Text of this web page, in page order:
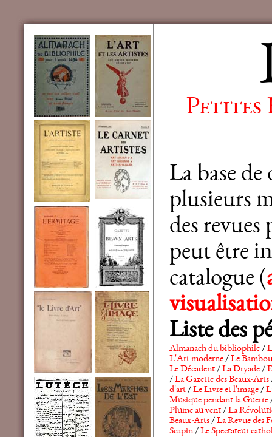
Petites
La base
plusieurs
des revues
peut être
catalogue (
Liste des
Almanach du bibliophile/
L'Art moderne/Le Bambou
Le Décadent/La Dryade/
/La Gazette des Beaux-Arts
d'art/Le Livre et l'image/
Musique pendant la Guerre
Plume au vent/La
Beaux-Arts/La Revue des
Scapin/Le Spectateur